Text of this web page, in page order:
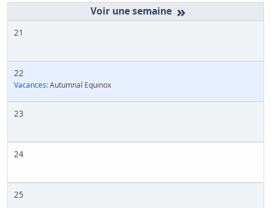
»
21
22
Vacances:Autumnal Equinox
23
24
25